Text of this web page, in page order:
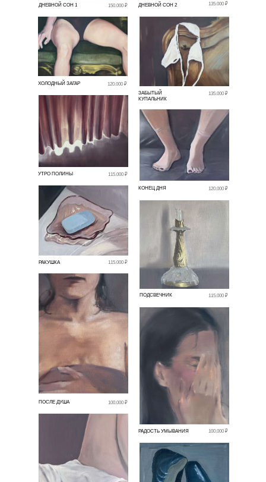
ДНЕВНОЙ СОН 2 135.000 ₽
ХОЛОДНЫЙ ЗАГАР
120.000 ₽
ЗАБЫТЫЙ
КУПАЛЬНИК
135.000 ₽
УТРО ПОЛИНЫ 115.000 ₽
КОНЕЦ ДНЯ 120.000 ₽
РАКУШКА 115.000 ₽
РАДОСТЬ УМЫВАНИЯ 100.000 ₽
ПОСЛЕ ДУША 100.000 ₽
ПОДСВЕЧНИК 115.000 ₽
ДНЕВНОЙ СОН 1 150.000 ₽